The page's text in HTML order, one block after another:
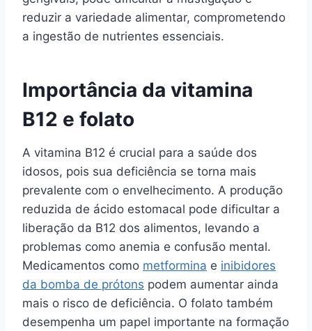
reduzir a variedade alimentar, comprometendo
a ingestão de nutrientes essenciais.
Importância da vitamina
B12 e folato
A vitamina B12 é crucial para a saúde dos
idosos, pois sua deficiência se torna mais
prevalente com o envelhecimento. A produção
reduzida de ácido estomacal pode dificultar a
liberação da B12 dos alimentos, levando a
problemas como anemia e confusão mental.
Medicamentos como metformina e inibidores
da bomba de prótons podem aumentar ainda
mais o risco de deficiência. O folato também
desempenha um papel importante na formação